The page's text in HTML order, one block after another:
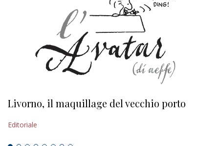
Livorno, il maquillage del vecchio porto
Editoriale